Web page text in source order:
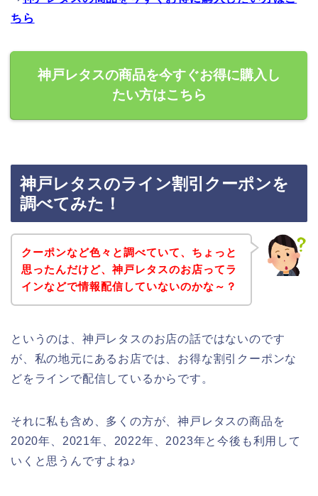
ちら
神戸レタスの商品を今すぐお得に購入し
たい方はこちら
神戸レタスのライン割引クーポンを
調べてみた！
クーポンなど色々と調べていて、ちょっと
思ったんだけど、神戸レタスのお店ってラ
インなどで情報配信していないのかな～？
というのは、神戸レタスのお店の話ではないのです
が、私の地元にあるお店では、お得な割引クーポンな
どをラインで配信しているからです。
それに私も含め、多くの方が、神戸レタスの商品を
2020年、2021年、2022年、2023年と今後も利用して
いくと思うんですよね♪